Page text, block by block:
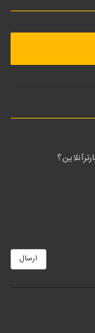
ارسال